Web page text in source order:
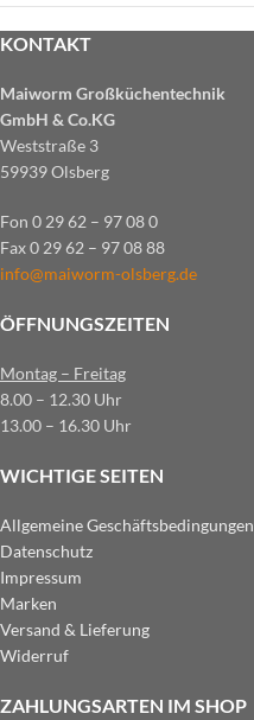
KONTAKT
Maiworm Großküchentechnik
GmbH & Co.KG
Weststraße 3
59939 Olsberg
Fon 0 29 62 – 97 08 0
Fax 0 29 62 – 97 08 88
info@maiworm-olsberg.de
ÖFFNUNGSZEITEN
Montag – Freitag
8.00 – 12.30 Uhr
13.00 – 16.30 Uhr
WICHTIGE SEITEN
Allgemeine Geschäftsbedingungen
Datenschutz
Impressum
Marken
Versand & Lieferung
Widerruf
ZAHLUNGSARTEN IM SHOP